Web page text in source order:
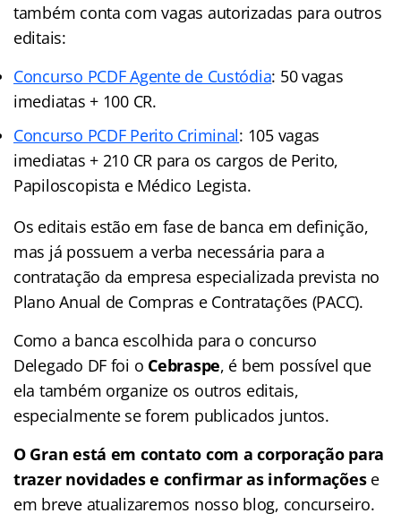
também conta com vagas autorizadas para outros
editais:
Concurso PCDF Agente de Custódia: 50 vagas
imediatas + 100 CR.
Concurso PCDF Perito Criminal: 105 vagas
imediatas + 210 CR para os cargos de Perito,
Papiloscopista e Médico Legista.
Os editais estão em fase de banca em definição,
mas já possuem a verba necessária para a
contratação da empresa especializada prevista no
Plano Anual de Compras e Contratações (PACC).
Como a banca escolhida para o concurso
Delegado DF foi o Cebraspe, é bem possível que
ela também organize os outros editais,
especialmente se forem publicados juntos.
O Gran está em contato com a corporação para
trazer novidades e confirmar as informaçõese
em breve atualizaremos nosso blog, concurseiro.